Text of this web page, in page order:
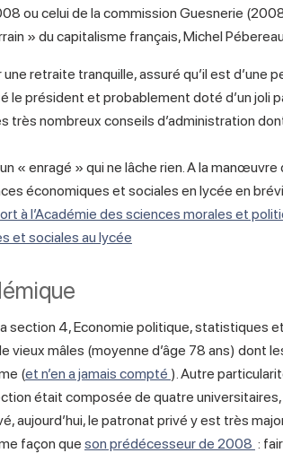
ou celui de la commission Guesnerie
» du capitalisme français, Michel
retraite tranquille, assuré qu’il est d’une
le président et probablement doté d’un joli
très nombreux conseils d’administration
« enragé » qui ne lâche rien. A la
économiques et sociales en lycée en
à l’Académie des sciences morales et
et sociales au lycée
section 4, Economie politique, statistiques
vieux mâles (moyenne d’âge 78 ans) dont
(et n’en a jamais compté ). Autre
était composée de quatre
aujourd’hui, le patronat privé y est très
façon que son prédécesseur de 2008 :